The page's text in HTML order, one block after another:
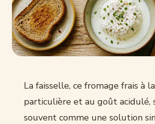
La faisselle, ce fromage frais à
particulière et au goût acidulé,
souvent comme une solution